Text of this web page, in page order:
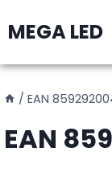
toMEGA LED
/ EAN
EAN